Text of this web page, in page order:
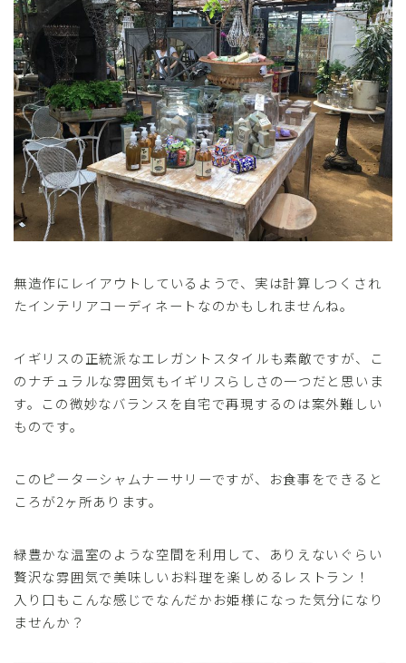
無造作にレイアウトしているようで、実は計算しつくされ
たインテリアコーディネートなのかもしれませんね。
イギリスの正統派なエレガントスタイルも素敵ですが、こ
のナチュラルな雰囲気もイギリスらしさの一つだと思いま
す。この微妙なバランスを自宅で再現するのは案外難しい
ものです。
このピーターシャムナーサリーですが、お食事をできると
ころが2ヶ所あります。
緑豊かな温室のような空間を利用して、ありえないぐらい
贅沢な雰囲気で美味しいお料理を楽しめるレストラン！
入り口もこんな感じでなんだかお姫様になった気分になり
ませんか？